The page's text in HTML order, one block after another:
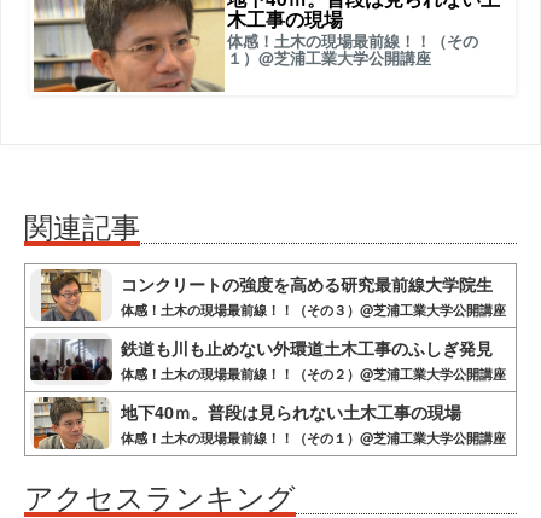
木工事の現場
体感！土木の現場最前線！！（その
１）@芝浦工業大学公開講座
関連記事
コンクリートの強度を高める研究最前線大学院生
体感！土木の現場最前線！！（その３）@芝浦工業大学公開講座
鉄道も川も止めない外環道土木工事のふしぎ発見
体感！土木の現場最前線！！（その２）@芝浦工業大学公開講座
地下40ｍ。普段は見られない土木工事の現場
体感！土木の現場最前線！！（その１）@芝浦工業大学公開講座
アクセスランキング